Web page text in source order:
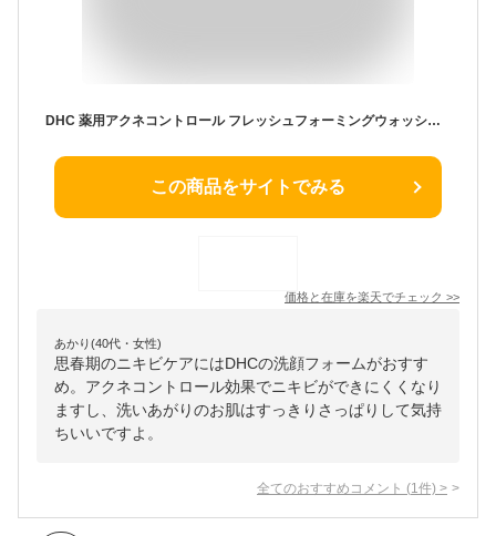
DHC 薬用アクネコントロール フレッシュフォーミングウォッシュ 130g DHC薬用アクネコントロール フレッシュ フォーミングウォッシュ | dhc ディーエイチシー 洗顔 アクネ ニキビケア スキンケア 洗顔料 にきび ニキビ アクネケア 思春期ニキビ 角質
この商品をサイトでみる
価格と在庫を楽天でチェック >>
あかり(40代・女性)
思春期のニキビケアにはDHCの洗顔フォームがおすす
め。アクネコントロール効果でニキビができにくくなり
ますし、洗いあがりのお肌はすっきりさっぱりして気持
ちいいですよ。
全てのおすすめコメント (1 件) >